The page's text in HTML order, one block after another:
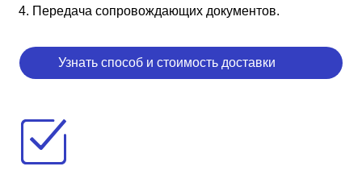
Передача сопровождающих документов.
Узнать способ и стоимость доставки